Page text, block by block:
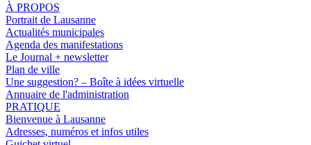
À PROPOS
Portrait de Lausanne
Actualités municipales
Agenda des manifestations
Le Journal + newsletter
Plan de ville
Une suggestion? – Boîte à idées virtuelle
Annuaire de l'administration
PRATIQUE
Bienvenue à Lausanne
Adresses, numéros et infos utiles